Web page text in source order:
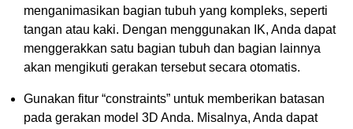
menganimasikan bagian tubuh yang kompleks, seperti
tangan atau kaki. Dengan menggunakan IK, Anda dapat
menggerakkan satu bagian tubuh dan bagian lainnya
akan mengikuti gerakan tersebut secara otomatis.
Gunakan fitur “constraints” untuk memberikan batasan
pada gerakan model 3D Anda. Misalnya, Anda dapat